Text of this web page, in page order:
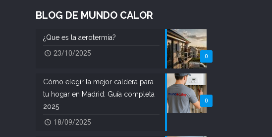
BLOG DE MUNDO CALOR
0
¿Que es la aerotermia?
23/10/2025
0
Cómo elegir la mejor caldera para
tu hogar en Madrid: Guía completa
2025
18/09/2025